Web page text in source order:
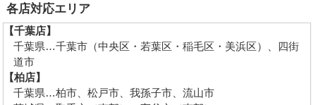
各店対応エリア
【千葉店】
千葉県…千葉市（中央区・若葉区・稲毛区・美浜区）、四街
道市
【柏店】
千葉県…柏市、松戸市、我孫子市、流山市